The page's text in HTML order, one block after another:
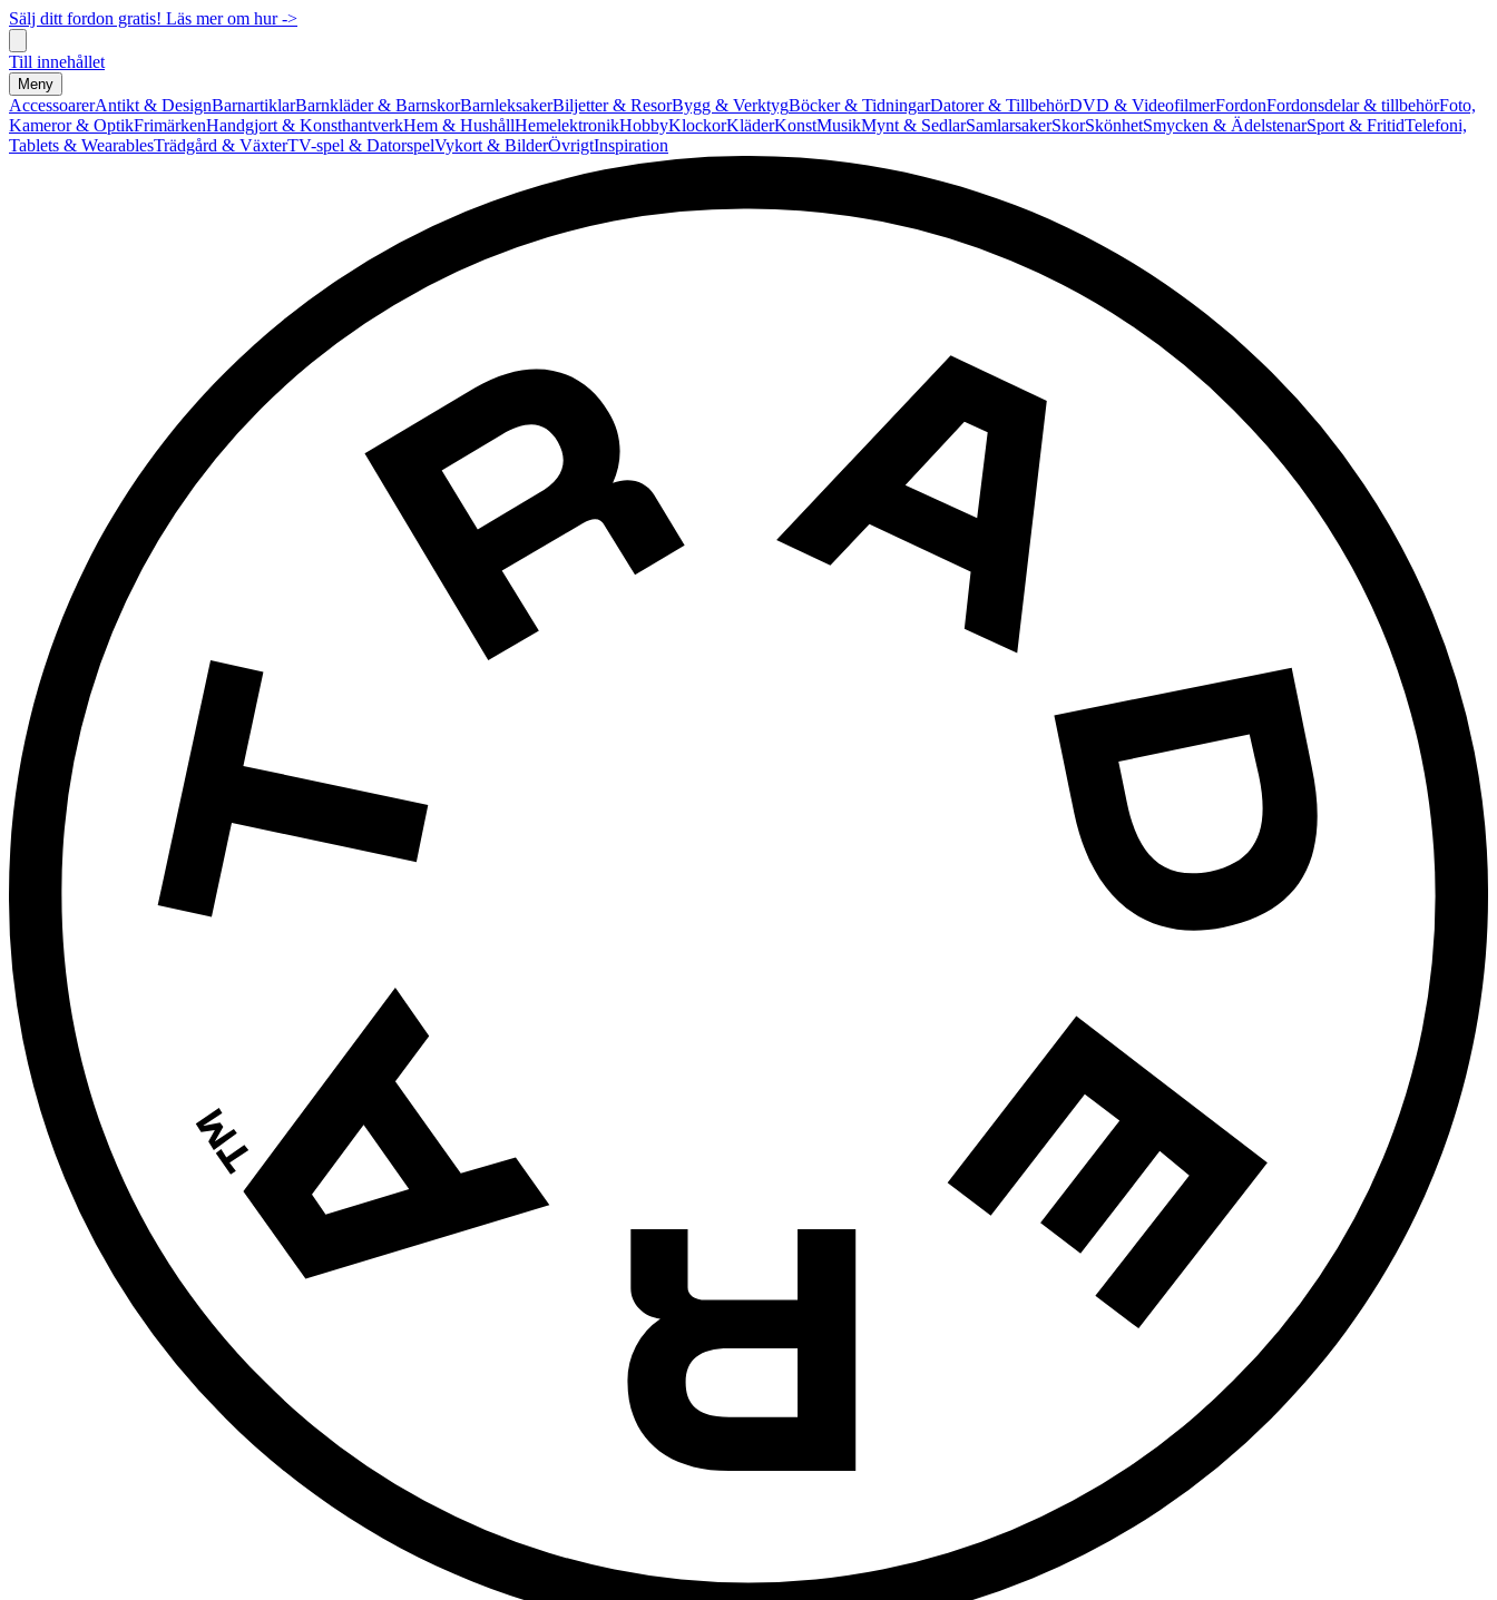
Sälj ditt fordon gratis! Läs mer om hur ->
Till innehållet
Meny
AccessoarerAntikt & DesignBarnartiklarBarnkläder & BarnskorBarnleksakerBiljetter & ResorBygg & VerktygBöcker & TidningarDatorer & TillbehörDVD & VideofilmerFordonFordonsdelar & tillbehörFoto,
Kameror & OptikFrimärkenHandgjort & KonsthantverkHem & HushållHemelektronikHobbyKlockorKläderKonstMusikMynt & SedlarSamlarsakerSkorSkönhetSmycken & ÄdelstenarSport & FritidTelefoni,
Tablets & WearablesTrädgård & VäxterTV-spel & DatorspelVykort & BilderÖvrigtInspiration